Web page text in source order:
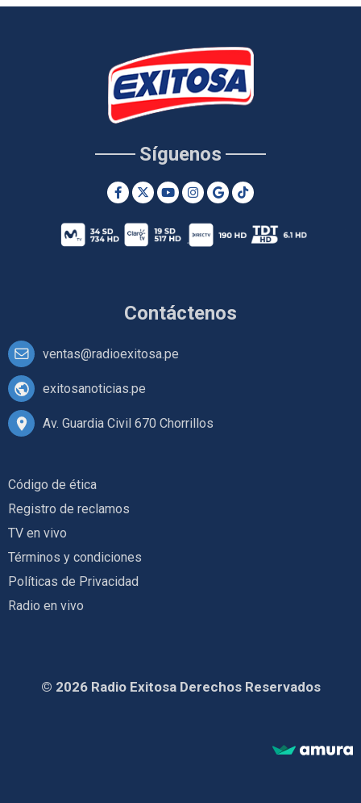
Contáctenos
ventas@radioexitosa.pe
exitosanoticias.pe
Av. Guardia Civil 670 Chorrillos
Síguenos
Código de ética
Registro de reclamos
TV en vivo
Términos y condiciones
Políticas de Privacidad
Radio en vivo
© 2026 Radio Exitosa Derechos Reservados